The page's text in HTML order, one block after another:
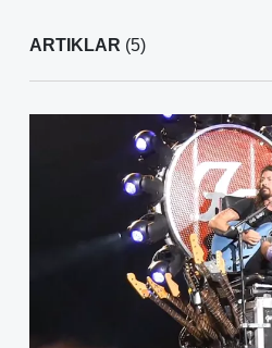
ARTIKLAR (5)